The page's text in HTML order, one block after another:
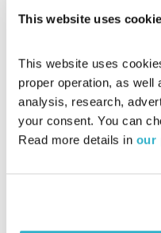
This website uses
This website uses
proper operation, as
analysis, research,
your consent. You can
Read more details in our
לפניכם שיחה עם אברהם